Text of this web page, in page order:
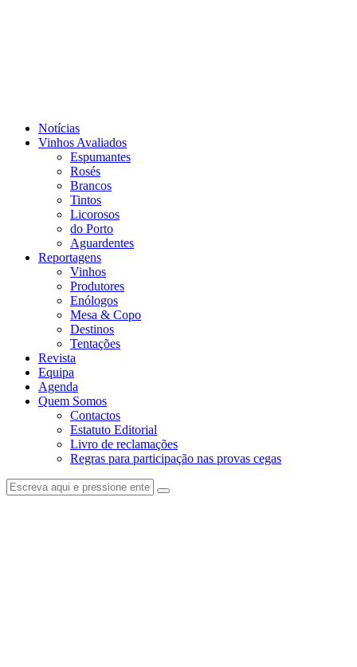
Notícias
Vinhos Avaliados
Espumantes
Rosés
Brancos
Tintos
Licorosos
do Porto
Aguardentes
Reportagens
Vinhos
Produtores
Enólogos
Mesa & Copo
Destinos
Tentações
Revista
Equipa
Agenda
Quem Somos
Contactos
Estatuto Editorial
Livro de reclamações
Regras para participação nas provas cegas